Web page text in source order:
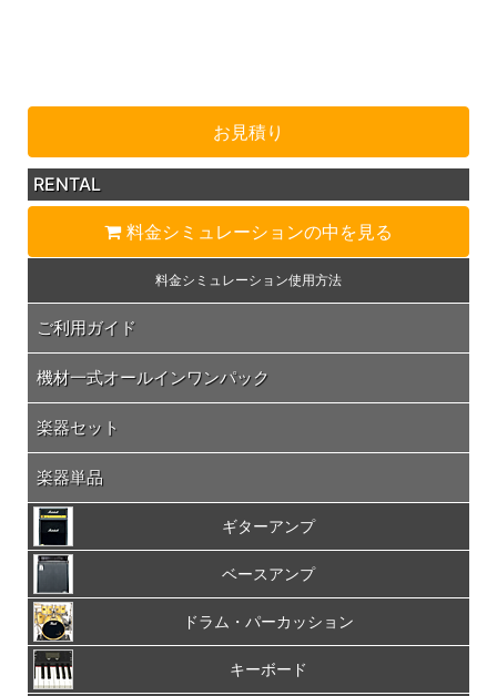
お見積り
RENTAL
料金シミュレーションの中を見る
料金シミュレーション使用方法
ご利用ガイド
機材一式オールインワンパック
楽器セット
楽器単品
ギターアンプ
ベースアンプ
ドラム・パーカッション
キーボード